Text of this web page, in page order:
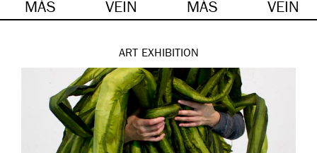
MÁS VEIN MÁS VEIN
ART EXHIBITION